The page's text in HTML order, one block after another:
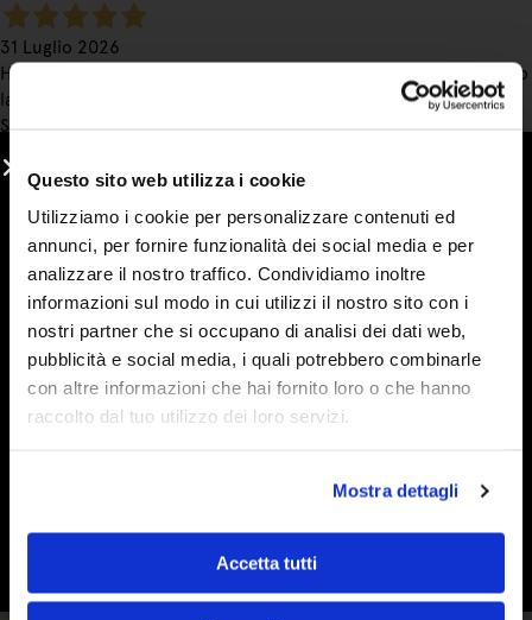
Questo sito web utilizza i cookie
Utilizziamo i cookie per personalizzare contenuti ed
annunci, per fornire funzionalità dei social media e per
analizzare il nostro traffico. Condividiamo inoltre
informazioni sul modo in cui utilizzi il nostro sito con i
nostri partner che si occupano di analisi dei dati web,
pubblicità e social media, i quali potrebbero combinarle
con altre informazioni che hai fornito loro o che hanno
raccolto dal tuo utilizzo dei loro servizi.
Mostra dettagli
Accetta tutti
31 Luglio 2026
Ho acquistato di nuovo marmellate e sono strepitose. Condivido
la loro bontà con amici e farò sicuramente altri ordini.
Spedizione perfetta.
Acquirente verificato
31 Luglio 2026
ho conosciuto l'azienda gironzolando sul web alla ricerca di
marmellate che contengano veramente la frutta e devo dire che
le aspettative sono state soddisfatte. Buon prodotto e molto
efficienti anche dal punto di vista della spedizione e consegna
Acquirente verificato